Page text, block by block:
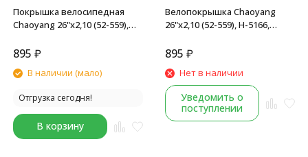
Покрышка велосипедная
Chaoyang 26"х2,10 (52-559),
895 ₽
В наличии (мало)
Отгрузка сегодня!
В корзину
Велопокрышка Chaoyang
26"х2,10 (52-559), Н-5166,
895 ₽
Нет в наличии
Уведомить о
поступлении